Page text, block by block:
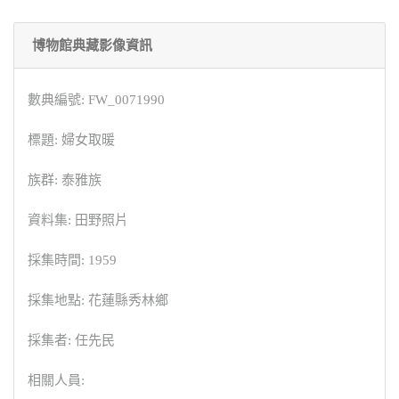
博物館典藏影像資訊
數典編號: FW_0071990
標題: 婦女取暖
族群: 泰雅族
資料集: 田野照片
採集時間: 1959
採集地點: 花蓮縣秀林鄉
採集者: 任先民
相關人員: